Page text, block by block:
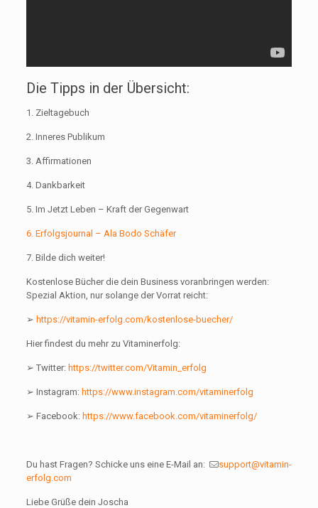
Die Tipps in der Übersicht:
1. Zieltagebuch
2. Inneres Publikum
3. Affirmationen
4. Dankbarkeit
5. Im Jetzt Leben – Kraft der Gegenwart
6. Erfolgsjournal – Ala Bodo Schäfer
7. Bilde dich weiter!
Kostenlose Bücher die dein Business voranbringen werden:
Spezial Aktion, nur solange der Vorrat reicht:
➢ https://vitamin-erfolg.com/kostenlose-buecher/
Hier findest du mehr zu Vitaminerfolg:
➢ Twitter: https://twitter.com/Vitamin_erfolg
➢ Instagram: https://www.instagram.com/vitaminerfolg
➢ Facebook: https://www.facebook.com/vitaminerfolg/
Du hast Fragen? Schicke uns eine E-Mail an:
support@vitamin-
erfolg.com
Liebe Grüße dein Joscha